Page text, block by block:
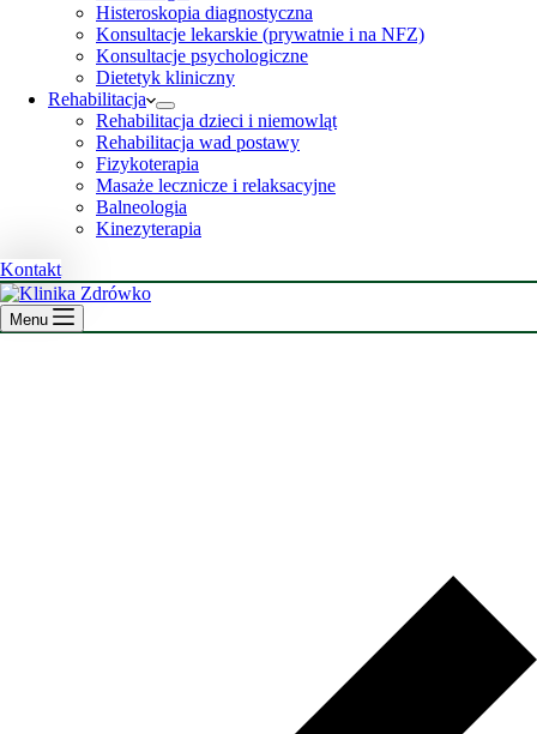
Histeroskopia diagnostyczna
Konsultacje lekarskie (prywatnie i na NFZ)
Konsultacje psychologiczne
Dietetyk kliniczny
Rehabilitacja
Rehabilitacja dzieci i niemowląt
Rehabilitacja wad postawy
Fizykoterapia
Masaże lecznicze i relaksacyjne
Balneologia
Kinezyterapia
Kontakt
Menu